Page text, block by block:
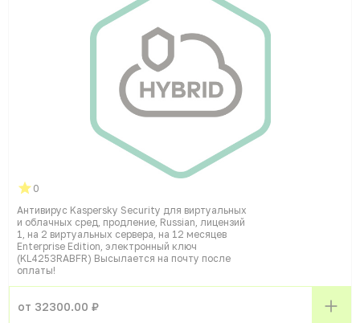
0
Антивирус Kaspersky Security для виртуальных
и облачных сред, продление, Russian, лицензий
1, на 2 виртуальных сервера, на 12 месяцев
Enterprise Edition, электронный ключ
(KL4253RABFR) Высылается на почту после
оплаты!
от 32300.00 ₽